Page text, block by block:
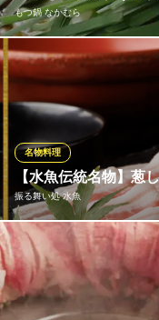
博多名物 もつ鍋 笑
もつ鍋と馬刺に九州の
西鉄天神大牟田線西
福岡県福岡市中央区春吉3-
もつ鍋 なかむら
常時七種のもつ（マルチ
ス、ハツモトなど）を
限に引き出すよう丁寧
かり残しつつ、独特の
つ鍋を食べる人にも受
もつ鍋 なかむら
博多もつ居酒屋
地下鉄七隈線（3号線
福岡県福岡市中央区春吉3-
【水魚伝統名物】葱
振る舞い処 水魚
名物料理
地元民を虜にしてやま
美しく透き通った特製の
ぷりの葱をくぐし、鹿児
にお召し上がりくださ